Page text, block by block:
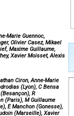
Marie Guennoc,
Olivier Casez, Mikael
Maxime Guillaume,
Xavier Moisset, Alexis
Ciron, Anne-Marie
(Lyon), C Bensa
R
(Paris), M Guillaume
E Manchon (Gonesse),
(Marseille), Xavier